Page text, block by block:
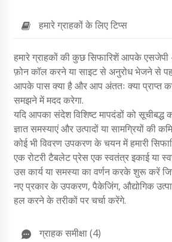
हमारे ग्राहकों के लिए टिप्स
हमारे ग्राहकों की कुछ सिफारिशें आपके
फ़ोन कॉल करने या साइट से अनुरोध भेजने से
आपके पास क्या है और आप अंततः क्या प्राप्त
समझने में मदद करेगा.
यदि आपका संदेश विशिष्ट मापदंडों को
ज्ञात समस्याएं और उत्पादों या सामग्रियों की
कोई भी विवरण उपकरण के चयन में हमारी
एक रोटरी टैबलेट प्रेस एक स्वतंत्र इकाई या
उस कार्य या समस्या का वर्णन करके शुरू करें
नए प्रकार के उपकरण, पैकेजिंग, औद्योगिक
हल करने के तरीकों पर चर्चा करेंगे.
ग्राहक समीक्षा (4)